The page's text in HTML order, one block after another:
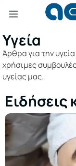
Υγεία
Άρθρα για την
χρήσιμες
υγείας μας.
Ειδήσεις